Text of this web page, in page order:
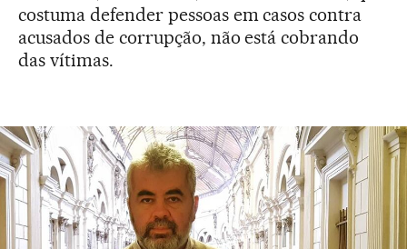
costuma defender pessoas em casos contra
acusados de corrupção, não está cobrando
das vítimas.